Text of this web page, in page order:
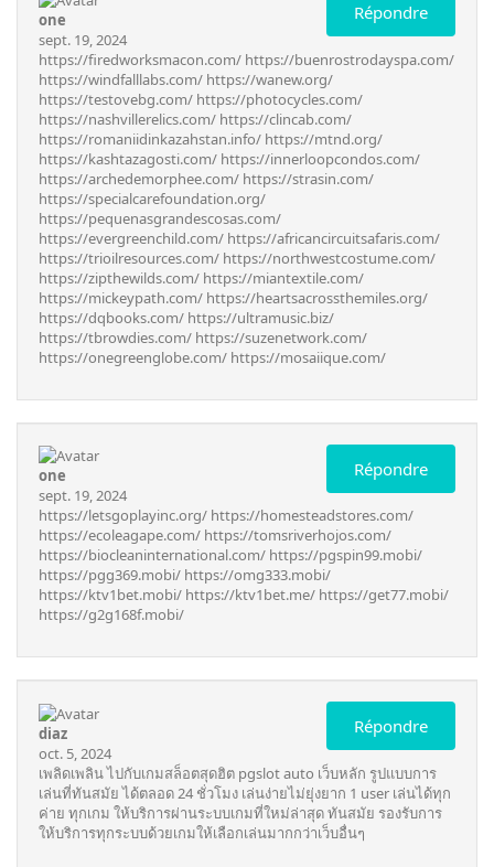
Répondre
one
sept. 19, 2024
https://firedworksmacon.com/ https://buenrostrodayspa.com/
https://windfalllabs.com/ https://wanew.org/
https://testovebg.com/ https://photocycles.com/
https://nashvillerelics.com/ https://clincab.com/
https://romaniidinkazahstan.info/ https://mtnd.org/
https://kashtazagosti.com/ https://innerloopcondos.com/
https://archedemorphee.com/ https://strasin.com/
https://specialcarefoundation.org/
https://pequenasgrandescosas.com/
https://evergreenchild.com/ https://africancircuitsafaris.com/
https://trioilresources.com/ https://northwestcostume.com/
https://zipthewilds.com/ https://miantextile.com/
https://mickeypath.com/ https://heartsacrossthemiles.org/
https://dqbooks.com/ https://ultramusic.biz/
https://tbrowdies.com/ https://suzenetwork.com/
https://onegreenglobe.com/ https://mosaiique.com/
Répondre
one
sept. 19, 2024
https://letsgoplayinc.org/ https://homesteadstores.com/
https://ecoleagape.com/ https://tomsriverhojos.com/
https://biocleaninternational.com/ https://pgspin99.mobi/
https://pgg369.mobi/ https://omg333.mobi/
https://ktv1bet.mobi/ https://ktv1bet.me/ https://get77.mobi/
https://g2g168f.mobi/
Répondre
diaz
oct. 5, 2024
เพลิดเพลิน ไปกับเกมสล็อตสุดฮิต pgslot auto เว็บหลัก รูปแบบการ
เล่นที่ทันสมัย ได้ตลอด 24 ชั่วโมง เล่นง่ายไม่ยุ่งยาก 1 user เล่นได้ทุก
ค่าย ทุกเกม ให้บริการผ่านระบบเกมที่ใหม่ล่าสุด ทันสมัย รองรับการ
ให้บริการทุกระบบด้วยเกมให้เลือกเล่นมากกว่าเว็บอื่นๆ